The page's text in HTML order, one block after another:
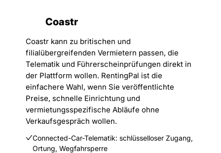
Coastr
Coastr kann zu britischen und
filialübergreifenden Vermietern passen, die
Telematik und Führerscheinprüfungen direkt in
der Plattform wollen. RentingPal ist die
einfachere Wahl, wenn Sie veröffentlichte
Preise, schnelle Einrichtung und
vermietungsspezifische Abläufe ohne
Verkaufsgespräch wollen.
Connected-Car-Telematik: schlüsselloser Zugang,
Ortung, Wegfahrsperre